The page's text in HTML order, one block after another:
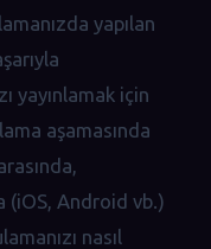
yapılan
yayınlamak için
aşamasında
(iOS, Android vb.)
nasıl